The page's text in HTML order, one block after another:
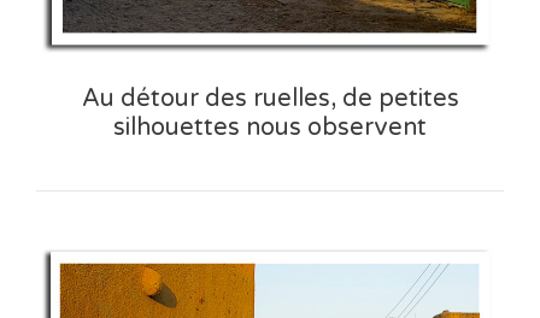
Au détour des ruelles, de petites
silhouettes nous observent